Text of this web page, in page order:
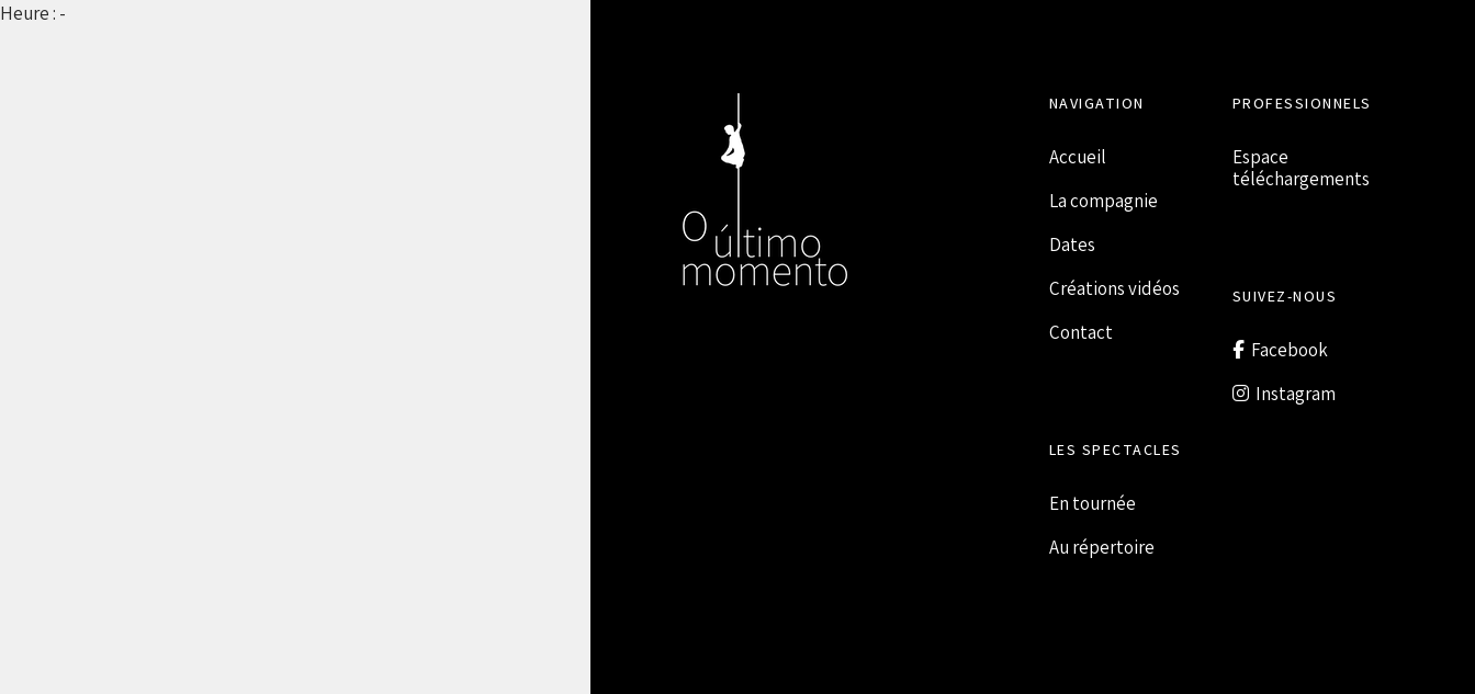
Heure : -
NAVIGATION
Accueil
La compagnie
Dates
Créations vidéos
Contact
LES SPECTACLES
En tournée
Au répertoire
PROFESSIONNELS
Espace
téléchargements
SUIVEZ-NOUS
Facebook
Instagram